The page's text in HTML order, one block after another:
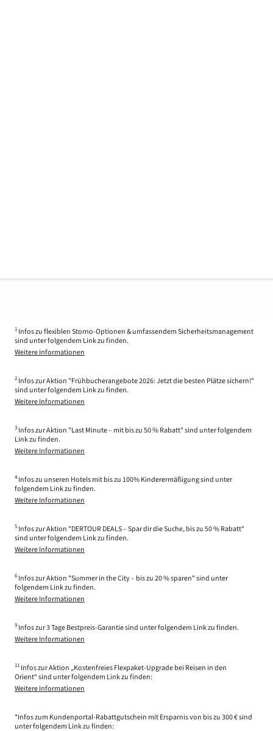
1 Infos zu flexiblen Storno-Optionen & umfassendem Sicherheitsmanagement
sind unter folgendem Link zu finden.
Weitere Informationen
2 Infos zur Aktion "Frühbucherangebote 2026: Jetzt die besten Plätze sichern!"
sind unter folgendem Link zu finden.
Weitere Informationen
3 Infos zur Aktion "Last Minute – mit bis zu 50 % Rabatt" sind unter folgendem
Link zu finden.
Weitere Informationen
4 Infos zu unseren Hotels mit bis zu 100% Kinderermäßigung sind unter
folgendem Link zu finden.
Weitere Informationen
5 Infos zur Aktion "DERTOUR DEALS – Spar dir die Suche, bis zu 50 % Rabatt"
sind unter folgendem Link zu finden.
Weitere Informationen
6 Infos zur Aktion "Summer in the City – bis zu 20 % sparen" sind unter
folgendem Link zu finden.
Weitere Informationen
9 Infos zur 3 Tage Bestpreis-Garantie sind unter folgendem Link zu finden.
Weitere Informationen
11 Infos zur Aktion „Kostenfreies Flexpaket-Upgrade bei Reisen in den
Orient“ sind unter folgendem Link zu finden:
Weitere Informationen
*Infos zum Kundenportal-Rabattgutschein mit Ersparnis von bis zu 300 € sind
unter folgendem Link zu finden: